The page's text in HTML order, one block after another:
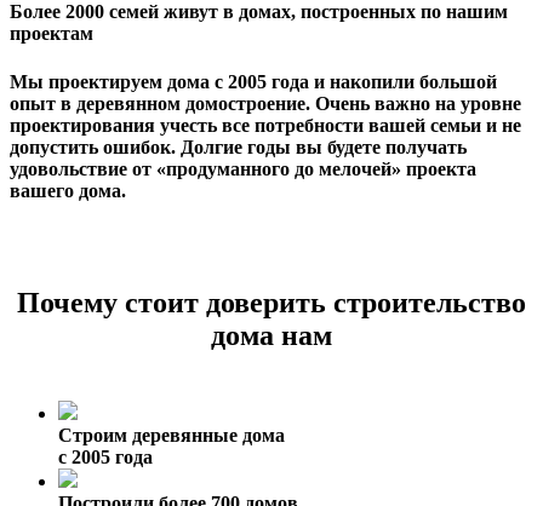
Более 2000 семей живут в домах, построенных по нашим
проектам
Мы проектируем дома с 2005 года и накопили большой
опыт в деревянном домостроение. Очень важно на уровне
проектирования учесть все потребности вашей семьи и не
допустить ошибок. Долгие годы вы будете получать
удовольствие от «продуманного до мелочей» проекта
вашего дома.
Почему стоит доверить строительство
дома нам
Строим деревянные дома
с 2005 года